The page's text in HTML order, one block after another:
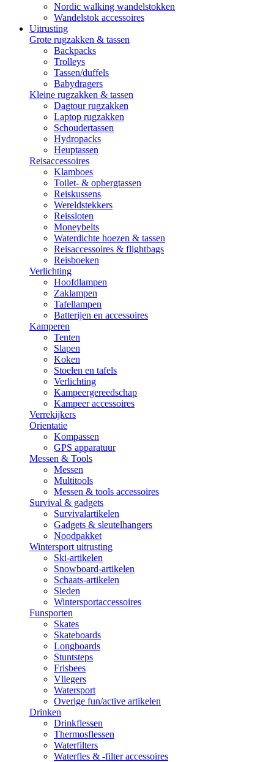
Nordic walking wandelstokken
Wandelstok accessoires
Uitrusting
Grote rugzakken & tassen
Backpacks
Trolleys
Tassen/duffels
Babydragers
Kleine rugzakken & tassen
Dagtour rugzakken
Laptop rugzakken
Schoudertassen
Hydropacks
Heuptassen
Reisaccessoires
Klamboes
Toilet- & opbergtassen
Reiskussens
Wereldstekkers
Reissloten
Moneybelts
Waterdichte hoezen & tassen
Reisaccessoires & flightbags
Reisboeken
Verlichting
Hoofdlampen
Zaklampen
Tafellampen
Batterijen en accessoires
Kamperen
Tenten
Slapen
Koken
Stoelen en tafels
Verlichting
Kampeergereedschap
Kampeer accessoires
Verrekijkers
Orientatie
Kompassen
GPS apparatuur
Messen & Tools
Messen
Multitools
Messen & tools accessoires
Survival & gadgets
Survivalartikelen
Gadgets & sleutelhangers
Noodpakket
Wintersport uitrusting
Ski-artikelen
Snowboard-artikelen
Schaats-artikelen
Sleden
Wintersportaccessoires
Funsporten
Skates
Skateboards
Longboards
Stuntsteps
Frisbees
Vliegers
Watersport
Overige fun/active artikelen
Drinken
Drinkflessen
Thermosflessen
Waterfilters
Waterfles & -filter accessoires